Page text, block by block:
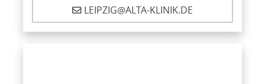
LEIPZIG@ALTA-KLINIK.DE